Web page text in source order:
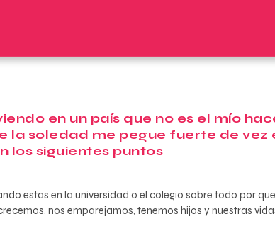
en un país que no es el mío
la soledad me pegue fuerte de vez
los siguientes puntos
estas en la universidad o el colegio sobre todo por
nos emparejamos, tenemos hijos y nuestras